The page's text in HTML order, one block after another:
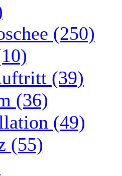
(250)
(39)
(36)
(49)
(55)